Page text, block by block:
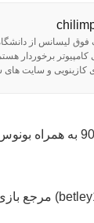
فوق لیسانس از
برخوردار
کازینویی و سایت